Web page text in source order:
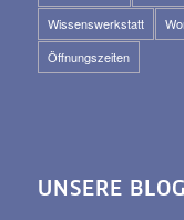
Wissenswerkstatt
Öffnungszeiten
UNSERE